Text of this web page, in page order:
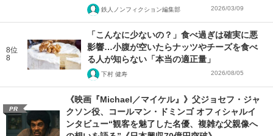
鉄人ノンフィクション編集部 2026/03/09
8位
8
「こんなに少ないの？」食べ過ぎは確実に悪
影響…小腹が空いたらナッツやチーズを食べ
る人が知らない「本当の適正量」
下村 健寿 2026/08/05
PR
《映画『Michael／マイケル』》父ジョセフ・ジャ
クソン役、コールマン・ドミンゴ オフィシャルイ
ンタビュー“観客を魅了した名優、複雑な父親像へ